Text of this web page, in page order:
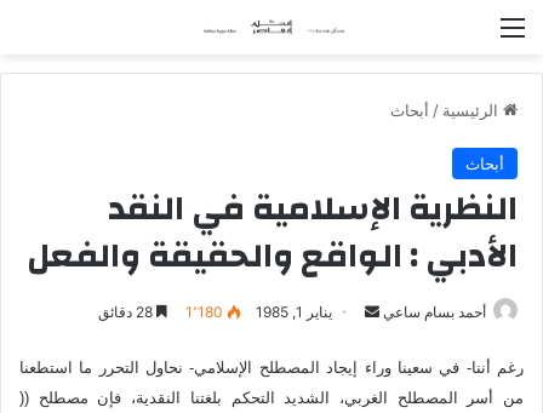
الرئيسية / أبحاث
أبحاث
النظرية الإسلامية في النقد
الأدبي : الواقع والحقيقة والفعل
أحمد بسام ساعي
س
ل
يناير 1, 1985 1٬180
رغم أننا- في سعينا وراء إيجاد المصطلح الإسلامي- نحاول التحرر ما استطعنا
من أسر المصطلح الغربي، الشديد التحكم بلغتنا النقدية، فإن مصطلح ((